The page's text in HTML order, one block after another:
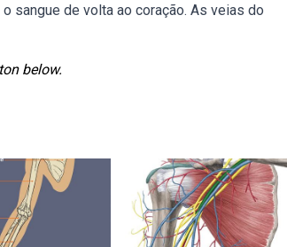
sangue de volta ao coração. As veias do
below.